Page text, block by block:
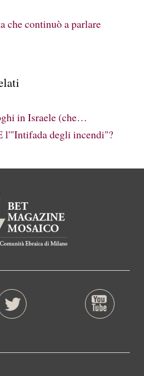
che continuò a parlare
in Israele (che…
l'"Intifada degli incendi"?